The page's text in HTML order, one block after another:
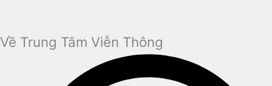
Về Trung Tâm Viễn Thông